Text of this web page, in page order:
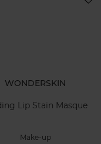
WONDERSKIN
Lip Stain Masque
Make-up